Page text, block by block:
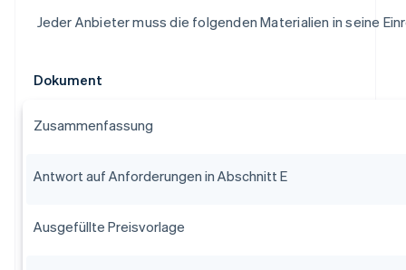
Jeder Anbieter muss die folgenden Materialien in seine
Dokument
Zusammenfassung
Antwort auf Anforderungen in Abschnitt E
Ausgefüllte Preisvorlage